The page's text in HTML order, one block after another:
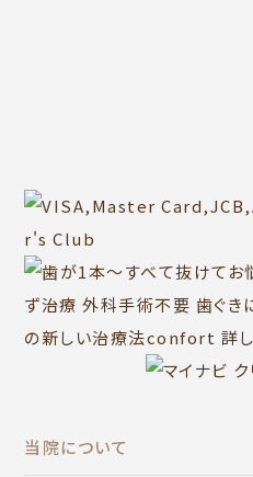
当院について